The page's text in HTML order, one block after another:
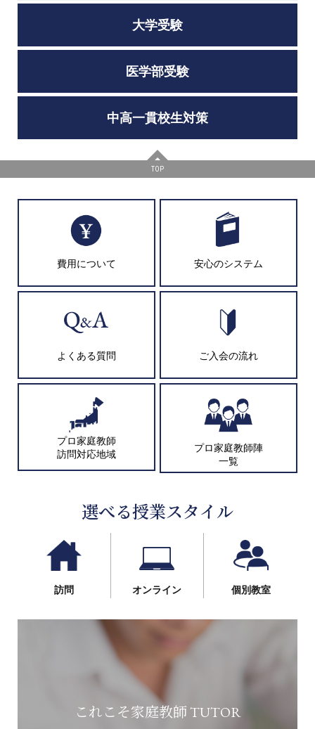
大学受験
医学部受験
中高一貫校生対策
TOP
費用について 安心のシステム
よくある質問 ご入会の流れ
プロ家庭教師
訪問対応地域
プロ家庭教師陣
一覧
選べる授業スタイル
訪問 オンライン 個別教室
これこそ家庭教師 TUTOR